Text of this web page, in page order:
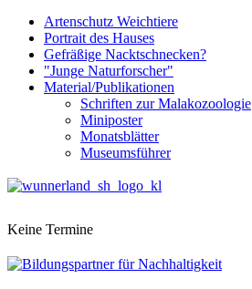
Artenschutz Weichtiere
Portrait des Hauses
Gefräßige Nacktschnecken?
"Junge Naturforscher"
Material/Publikationen
Schriften zur Malakozoologie
Miniposter
Monatsblätter
Museumsführer
Keine Termine